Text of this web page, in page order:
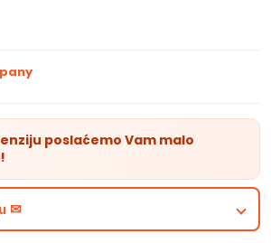
cm
poslaćemo Vam malo
✉